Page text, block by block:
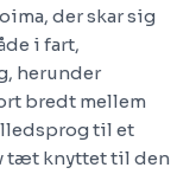
der skar sig
i fart,
herunder
bredt mellem
til et
tæt knyttet til den